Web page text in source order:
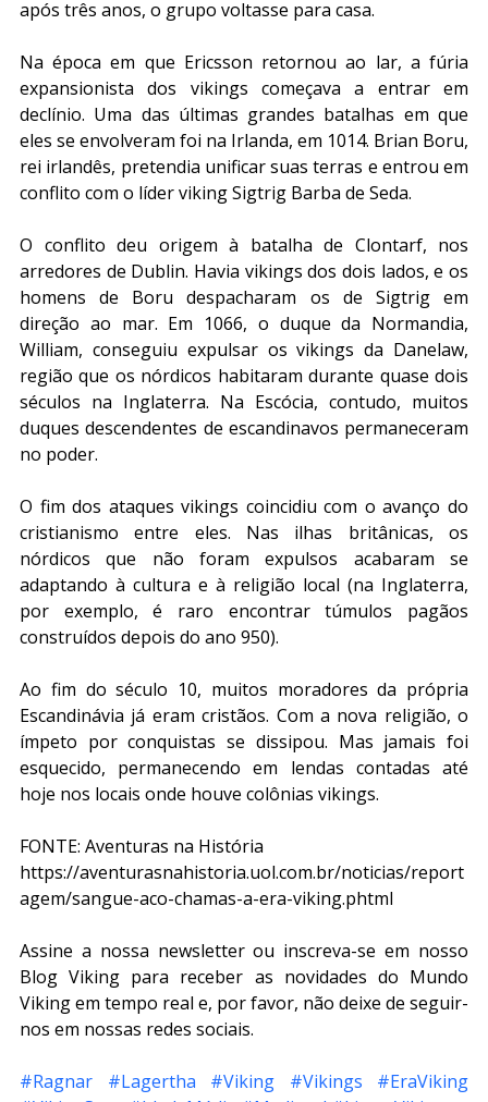
após três anos, o grupo voltasse para casa.
Na época em que Ericsson retornou ao lar, a fúria
expansionista dos vikings começava a entrar em
declínio. Uma das últimas grandes batalhas em que
eles se envolveram foi na Irlanda, em 1014. Brian Boru,
rei irlandês, pretendia unificar suas terras e entrou em
conflito com o líder viking Sigtrig Barba de Seda.
O conflito deu origem à batalha de Clontarf, nos
arredores de Dublin. Havia vikings dos dois lados, e os
homens de Boru despacharam os de Sigtrig em
direção ao mar. Em 1066, o duque da Normandia,
William, conseguiu expulsar os vikings da Danelaw,
região que os nórdicos habitaram durante quase dois
séculos na Inglaterra. Na Escócia, contudo, muitos
duques descendentes de escandinavos permaneceram
no poder.
O fim dos ataques vikings coincidiu com o avanço do
cristianismo entre eles. Nas ilhas britânicas, os
nórdicos que não foram expulsos acabaram se
adaptando à cultura e à religião local (na Inglaterra,
por exemplo, é raro encontrar túmulos pagãos
construídos depois do ano 950).
Ao fim do século 10, muitos moradores da própria
Escandinávia já eram cristãos. Com a nova religião, o
ímpeto por conquistas se dissipou. Mas jamais foi
esquecido, permanecendo em lendas contadas até
hoje nos locais onde houve colônias vikings.
FONTE: Aventuras na História
https://aventurasnahistoria.uol.com.br/noticias/report
agem/sangue-aco-chamas-a-era-viking.phtml
Assine a nossa newsletter ou inscreva-se em nosso
Blog Viking para receber as novidades do Mundo
Viking em tempo real e, por favor, não deixe de seguir-
nos em nossas redes sociais.
#Ragnar #Lagertha #Viking #Vikings
#EraViking